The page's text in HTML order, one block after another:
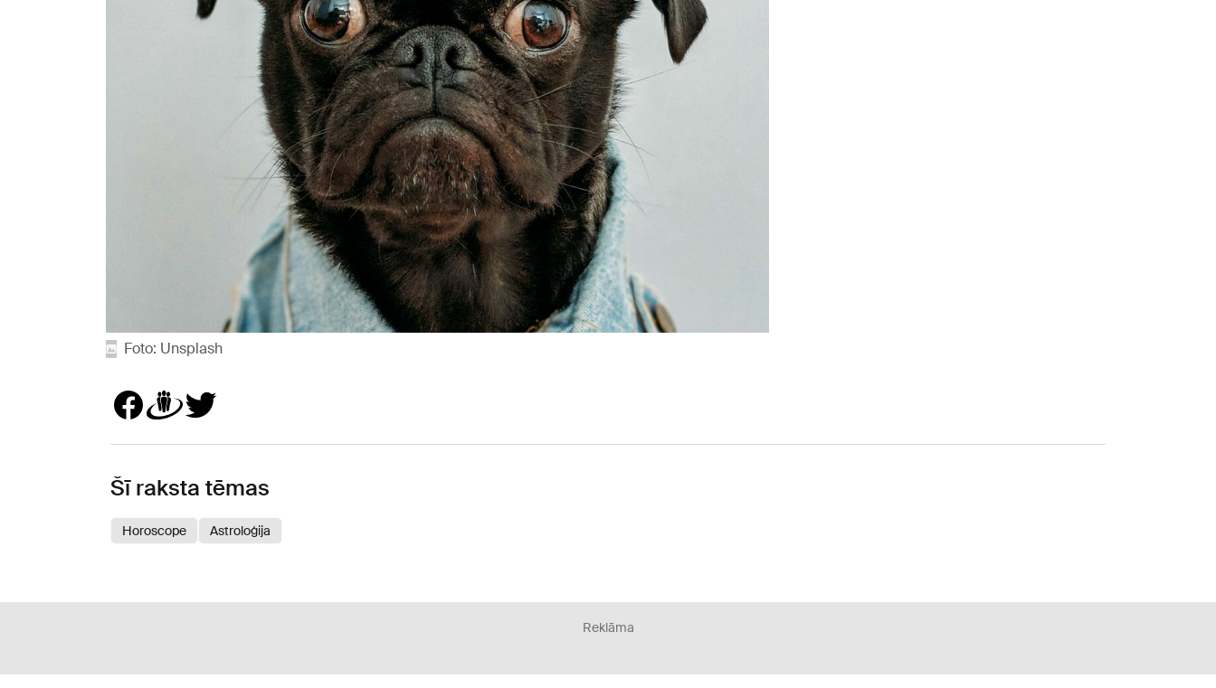
Foto: Unsplash
Šī raksta tēmas
Horoscope Astroloģija
Reklāma